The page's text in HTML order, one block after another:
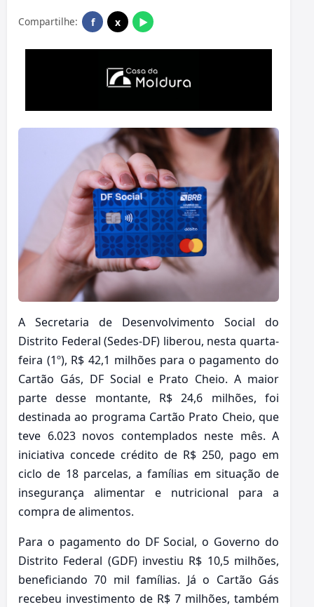
Compartilhe: f x ▶
A Secretaria de Desenvolvimento Social do
Distrito Federal (Sedes-DF) liberou, nesta quarta-
feira (1º), R$ 42,1 milhões para o pagamento do
Cartão Gás, DF Social e Prato Cheio. A maior
parte desse montante, R$ 24,6 milhões, foi
destinada ao programa Cartão Prato Cheio, que
teve 6.023 novos contemplados neste mês. A
iniciativa concede crédito de R$ 250, pago em
ciclo de 18 parcelas, a famílias em situação de
insegurança alimentar e nutricional para a
compra de alimentos.
Para o pagamento do DF Social, o Governo do
Distrito Federal (GDF) investiu R$ 10,5 milhões,
beneficiando 70 mil famílias. Já o Cartão Gás
recebeu investimento de R$ 7 milhões, também